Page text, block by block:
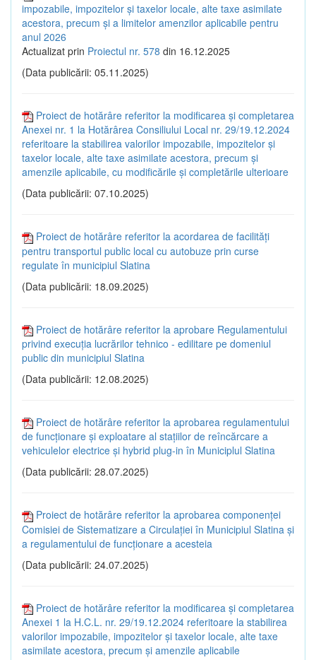
impozabile, impozitelor și taxelor locale, alte taxe asimilate
acestora, precum și a limitelor amenzilor aplicabile pentru
anul 2026
Actualizat prin Proiectul nr. 578 din 16.12.2025
(Data publicării: 05.11.2025)
Proiect de hotărâre referitor la modificarea și completarea
Anexei nr. 1 la Hotărârea Consiliului Local nr. 29/19.12.2024
referitoare la stabilirea valorilor impozabile, impozitelor și
taxelor locale, alte taxe asimilate acestora, precum și
amenzile aplicabile, cu modificările și completările ulterioare
(Data publicării: 07.10.2025)
Proiect de hotărâre referitor la acordarea de facilități
pentru transportul public local cu autobuze prin curse
regulate în municipiul Slatina
(Data publicării: 18.09.2025)
Proiect de hotărâre referitor la aprobare Regulamentului
privind execuţia lucrărilor tehnico - edilitare pe domeniul
public din municipiul Slatina
(Data publicării: 12.08.2025)
Proiect de hotărâre referitor la aprobarea regulamentului
de funcţionare şi exploatare al staţiilor de reîncărcare a
vehiculelor electrice şi hybrid plug-in în Municiplul Slatina
(Data publicării: 28.07.2025)
Proiect de hotărâre referitor la aprobarea componenţei
Comisiei de Sistematizare a Circulaţiei în Municipiul Slatina și
a regulamentului de funcţionare a acesteia
(Data publicării: 24.07.2025)
Proiect de hotărâre referitor la modificarea și completarea
Anexei 1 la H.C.L. nr. 29/19.12.2024 referitoare la stabilirea
valorilor impozabile, impozitelor și taxelor locale, alte taxe
asimilate acestora, precum și amenzile aplicabile